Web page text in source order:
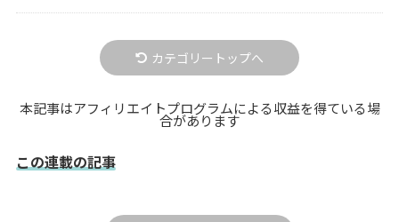
カテゴリートップへ
本記事はアフィリエイトプログラムによる収益を得ている場
合があります
この連載の記事